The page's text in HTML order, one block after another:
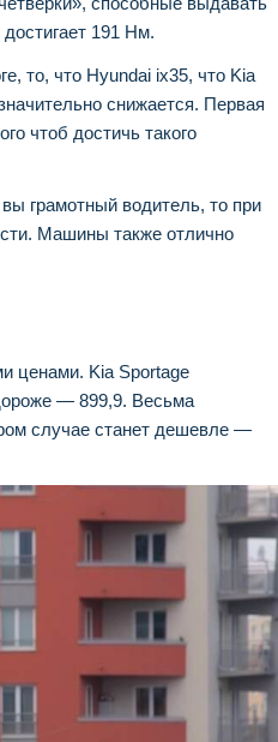
191 Нм.
то, что Hyundai ix35, что Kia
снижается. Первая
чтоб достичь такого
грамотный водитель, то при
Машины также отлично
ценами. Kia Sportage
— 899,9. Весьма
случае станет дешевле —